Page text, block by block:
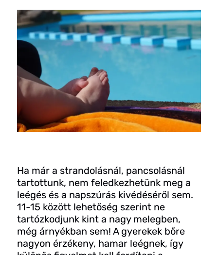
Ha már a strandolásnál, pancsolásnál
tartottunk, nem feledkezhetünk meg a
leégés és a napszúrás kivédéséről sem.
11-15 között lehetőség szerint ne
tartózkodjunk kint a nagy melegben,
még árnyékban sem! A gyerekek bőre
nagyon érzékeny, hamar leégnek, így